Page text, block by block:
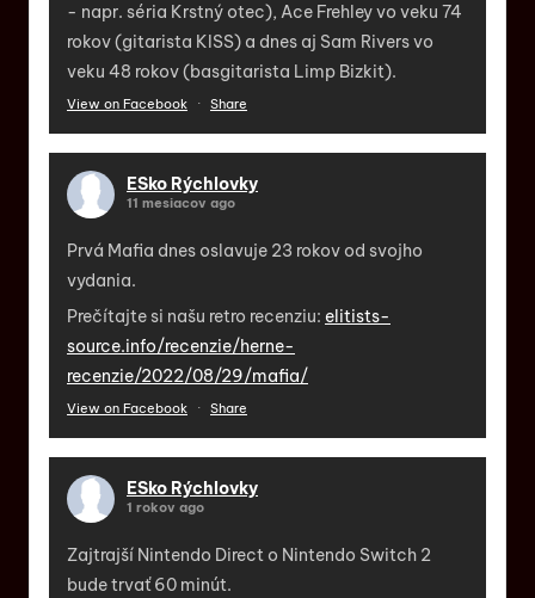
- napr. séria Krstný otec), Ace Frehley vo veku 74
rokov (gitarista KISS) a dnes aj Sam Rivers vo
veku 48 rokov (basgitarista Limp Bizkit).
View on Facebook · Share
ESko Rýchlovky
11 mesiacov ago
Prvá Mafia dnes oslavuje 23 rokov od svojho
vydania.
Prečítajte si našu retro recenziu: elitists-
source.info/recenzie/herne-
recenzie/2022/08/29/mafia/
View on Facebook · Share
ESko Rýchlovky
1 rokov ago
Zajtrajší Nintendo Direct o Nintendo Switch 2
bude trvať 60 minút.